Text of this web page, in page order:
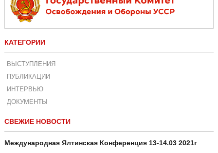
КАТЕГОРИИ
ВЫСТУПЛЕНИЯ
ПУБЛИКАЦИИ
ИНТЕРВЬЮ
ДОКУМЕНТЫ
СВЕЖИЕ НОВОСТИ
Международная Ялтинская Конференция 13-14.03 2021г